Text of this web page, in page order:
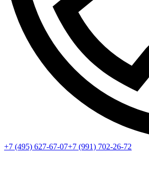
+7 (495) 627-67-07+7 (991) 702-26-72